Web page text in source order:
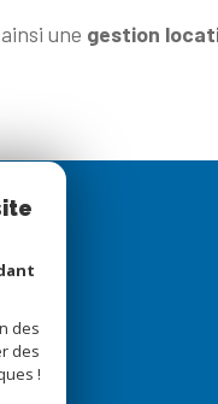
une gestion
des
des
!